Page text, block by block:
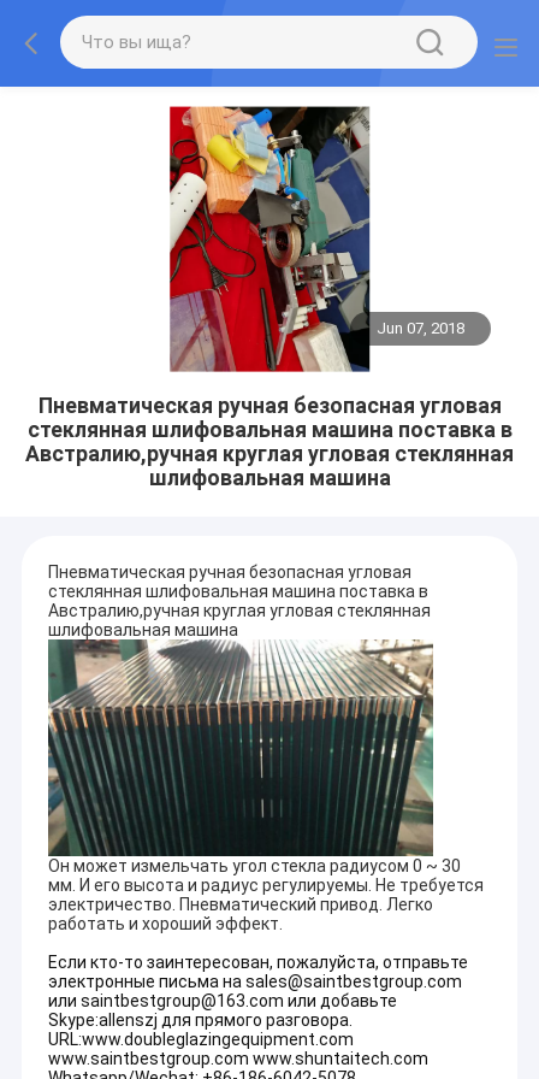
Jun 07, 2018
Пневматическая ручная безопасная угловая
стеклянная шлифовальная машина поставка в
Австралию,ручная круглая угловая стеклянная
шлифовальная машина
Пневматическая ручная безопасная угловая
стеклянная шлифовальная машина поставка в
Австралию,ручная круглая угловая стеклянная
шлифовальная машина
Он может измельчать угол стекла радиусом 0 ~ 30
мм. И его высота и радиус регулируемы. Не требуется
электричество. Пневматический привод. Легко
работать и хороший эффект.
Если кто-то заинтересован, пожалуйста, отправьте
электронные письма на sales@saintbestgroup.com
или saintbestgroup@163.com или добавьте
Skype:allenszj для прямого разговора.
URL:www.doubleglazingequipment.com
www.saintbestgroup.com www.shuntaitech.com